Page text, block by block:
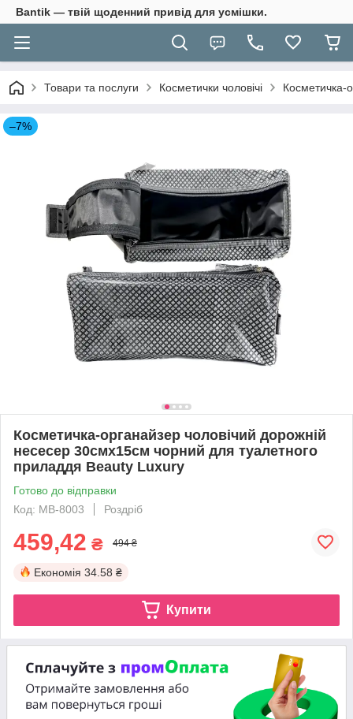
Bantik — твій щоденний привід для усмішки.
Товари та послуги Косметички чоловічі Косметичка-
–7%
Косметичка-органайзер чоловічий дорожній
несесер 30смх15см чорний для туалетного
приладдя Beauty Luxury
Готово до відправки
Код: MB-8003
Роздріб
459,42 ₴ 494 ₴
Економія 34.58 ₴
Купити